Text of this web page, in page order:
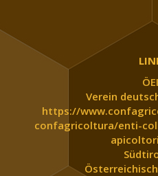
Verein
https://
confagricoltura/enti-